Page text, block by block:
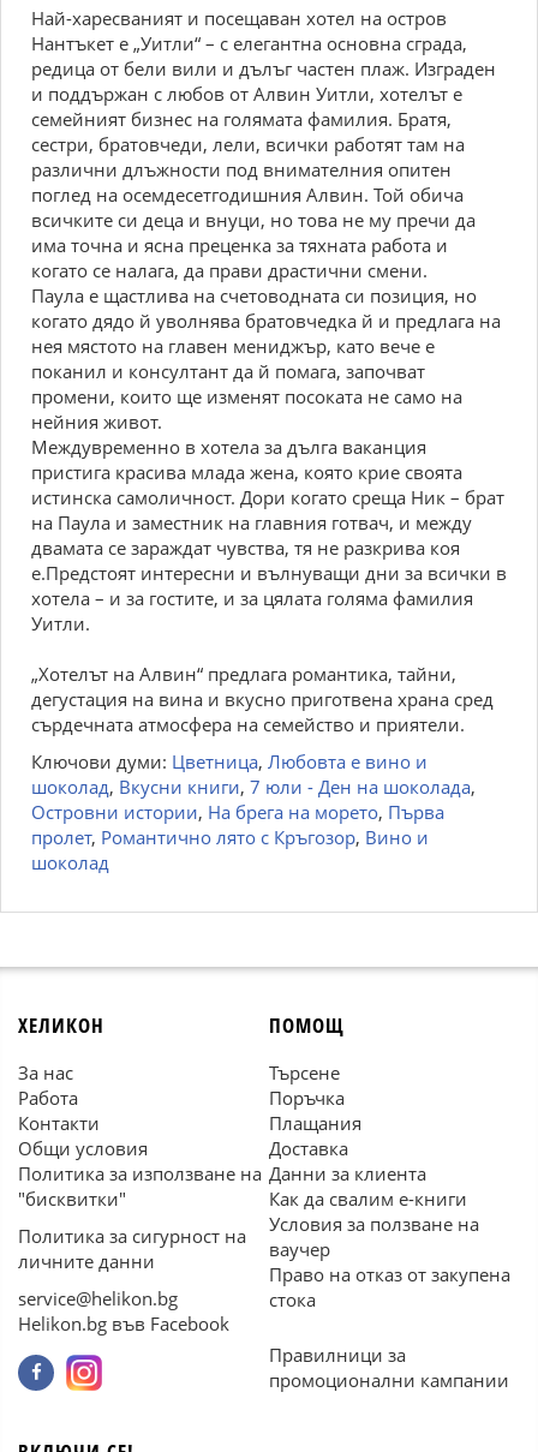
Най-харесваният и посещаван хотел на остров
Нантъкет е „Уитли“ – с елегантна основна сграда,
редица от бели вили и дълъг частен плаж. Изграден
и поддържан с любов от Алвин Уитли, хотелът е
семейният бизнес на голямата фамилия. Братя,
сестри, братовчеди, лели, всички работят там на
различни длъжности под внимателния опитен
поглед на осемдесетгодишния Алвин. Той обича
всичките си деца и внуци, но това не му пречи да
има точна и ясна преценка за тяхната работа и
когато се налага, да прави драстични смени.
Паула е щастлива на счетоводната си позиция, но
когато дядо й уволнява братовчедка й и предлага на
нея мястото на главен мениджър, като вече е
поканил и консултант да й помага, започват
промени, които ще изменят посоката не само на
нейния живот.
Междувременно в хотела за дълга ваканция
пристига красива млада жена, която крие своята
истинска самоличност. Дори когато среща Ник – брат
на Паула и заместник на главния готвач, и между
двамата се зараждат чувства, тя не разкрива коя
е.Предстоят интересни и вълнуващи дни за всички в
хотела – и за гостите, и за цялата голяма фамилия
Уитли.
„Хотелът на Алвин“ предлага романтика, тайни,
дегустация на вина и вкусно приготвена храна сред
сърдечната атмосфера на семейство и приятели.
Ключови думи: Цветница, Любовта е вино и
шоколад, Вкусни книги, 7 юли - Ден на шоколада,
Островни истории, На брега на морето, Първа
пролет, Романтично лято с Кръгозор, Вино и
шоколад
ХЕЛИКОН
За нас
Работа
Контакти
Общи условия
Политика за използване на
"бисквитки"
Политика за сигурност на
личните данни
service@helikon.bg
Helikon.bg във Facebook
ПОМОЩ
Търсене
Поръчка
Плащания
Доставка
Данни за клиента
Как да свалим е-книги
Условия за ползване на
ваучер
Право на отказ от закупена
стока
Правилници за
промоционални кампании